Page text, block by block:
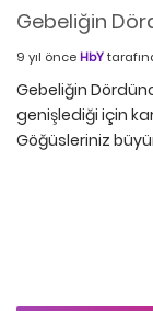
Gebeliğin
9 yıl önceHbY
Gebeliğin
genişlediği için
Göğüsleriniz